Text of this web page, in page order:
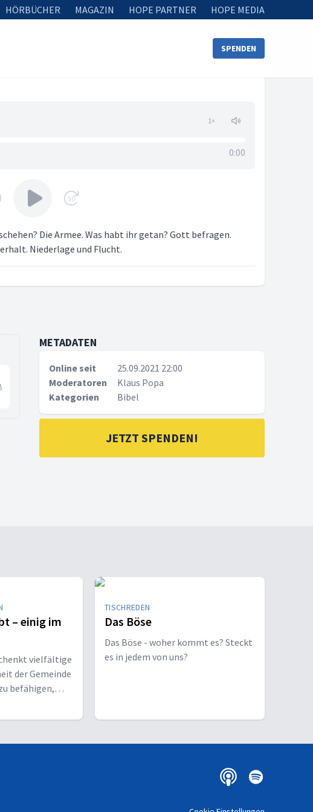
HÖRBÜCHER MAGAZIN HOPE PARTNER HOPE MEDIA
SPENDEN
1×
0:00
30
Die Armee. Was habt ihr getan? Gott befragen.
Niederlage und Flucht.
METADATEN
Online seit
25.09.2021 22:00
Moderatoren
Klaus Popa
Kategorien
Bibel
JETZT SPENDEN!
– einig im
vielfältige
der Gemeinde
befähigen,
TISCHREDEN
Das Böse
Das Böse - woher kommt es? Steckt
es in jedem von uns?